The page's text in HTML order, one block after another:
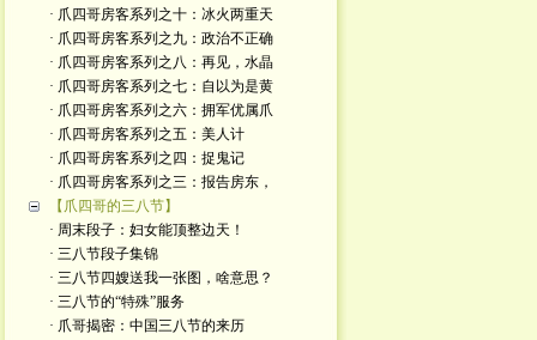
· 爪四哥房客系列之十：冰火两重天
· 爪四哥房客系列之九：政治不正确
· 爪四哥房客系列之八：再见，水晶
· 爪四哥房客系列之七：自以为是黄
· 爪四哥房客系列之六：拥军优属爪
· 爪四哥房客系列之五：美人计
· 爪四哥房客系列之四：捉鬼记
· 爪四哥房客系列之三：报告房东，
【爪四哥的三八节】
· 周末段子：妇女能顶整边天！
· 三八节段子集锦
· 三八节四嫂送我一张图，啥意思？
· 三八节的“特殊”服务
· 爪哥揭密：中国三八节的来历